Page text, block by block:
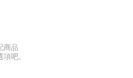
商品
吧。